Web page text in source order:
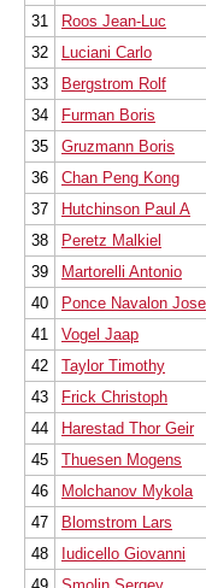
31
Roos Jean-Luc
32
Luciani Carlo
33
Bergstrom Rolf
34
Furman Boris
35
Gruzmann Boris
36
Chan Peng Kong
37
Hutchinson Paul A
38
Peretz Malkiel
39
Martorelli Antonio
40
Ponce Navalon Jose
41
Vogel Jaap
42
Taylor Timothy
43
Frick Christoph
44
Harestad Thor Geir
45
Thuesen Mogens
46
Molchanov Mykola
47
Blomstrom Lars
48
Iudicello Giovanni